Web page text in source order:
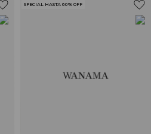
SPECIAL HASTA 60% OFF